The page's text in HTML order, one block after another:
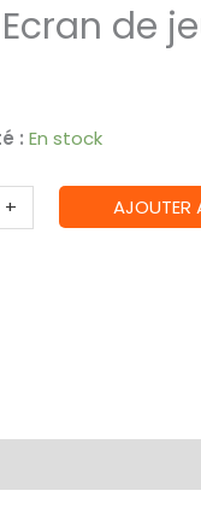
de
: En stock
+ AJOUTER